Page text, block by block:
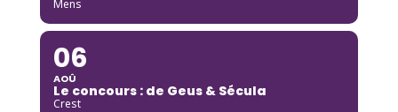
Mens
06
AOÛ
Le concours : de Geus & Sécula
Crest